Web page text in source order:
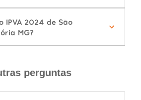
IPVA 2024 de São
MG?
perguntas